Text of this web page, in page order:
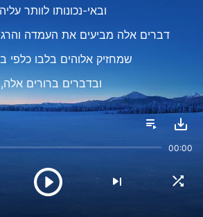
ובאי-נכונותו לוותר
דברים אלה מביעים את העמדה
שמחזיק אלוהים בלבו כלפי
ובדברים ברורים אלה,
שכמותם שומע האדם לעתים
מצהיר אלוהים על כוונותיו
הבורא נמצא כל הזמן בין
00:00